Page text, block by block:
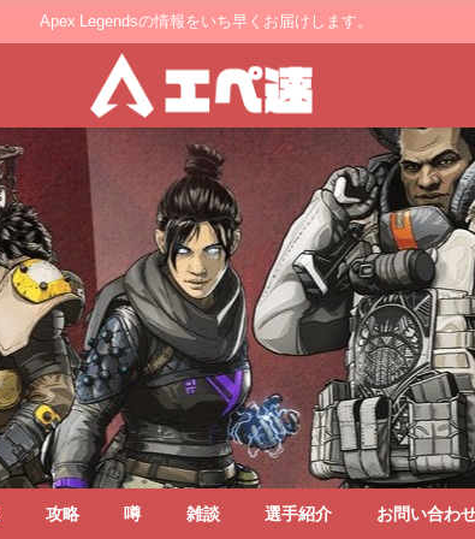
Apex Legendsの情報をいち早くお届けします。
攻略 噂 雑談 選手紹介 お問い合わ